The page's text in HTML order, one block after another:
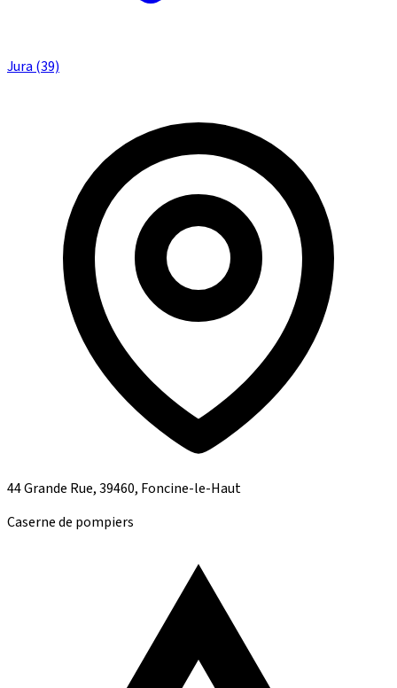
Jura (39)
44 Grande Rue, 39460, Foncine-le-Haut
Caserne de pompiers